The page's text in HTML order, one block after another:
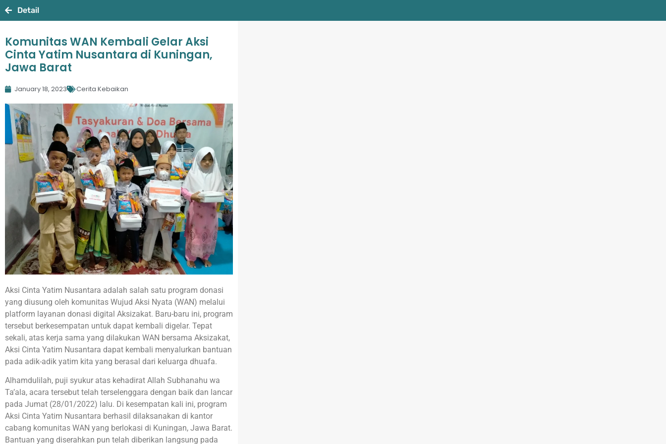
Detail
Komunitas WAN Kembali Gelar Aksi
Cinta Yatim Nusantara di Kuningan,
Jawa Barat
January 18, 2023 Cerita Kebaikan
Aksi Cinta Yatim Nusantara adalah salah satu program donasi
yang diusung oleh komunitas Wujud Aksi Nyata (WAN) melalui
platform layanan donasi digital Aksizakat. Baru-baru ini, program
tersebut berkesempatan untuk dapat kembali digelar. Tepat
sekali, atas kerja sama yang dilakukan WAN bersama Aksizakat,
Aksi Cinta Yatim Nusantara dapat kembali menyalurkan bantuan
pada adik-adik yatim kita yang berasal dari keluarga dhuafa.
Alhamdulilah, puji syukur atas kehadirat Allah Subhanahu wa
Ta’ala, acara tersebut telah terselenggara dengan baik dan lancar
pada Jumat (28/01/2022) lalu. Di kesempatan kali ini, program
Aksi Cinta Yatim Nusantara berhasil dilaksanakan di kantor
cabang komunitas WAN yang berlokasi di Kuningan, Jawa Barat.
Bantuan yang diserahkan pun telah diberikan langsung pada